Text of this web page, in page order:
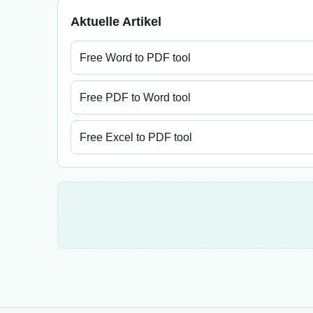
Aktuelle Artikel
Free Word to PDF tool
Free PDF to Word tool
Free Excel to PDF tool